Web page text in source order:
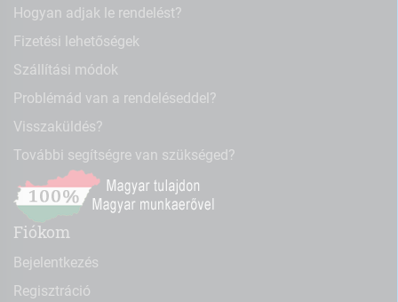
Hogyan adjak le rendelést?
Fizetési lehetőségek
Szállítási módok
Problémád van a rendeléseddel?
Visszaküldés?
További segítségre van szükséged?
Fiókom
Bejelentkezés
Regisztráció